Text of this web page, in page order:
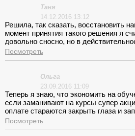
Таня
14.12.2016 13:12
Решила, так сказать, восстановить
момент принятия такого решения я
довольно сносно, но в
три занятия потратить на
на себя, но при поддержке моего
кардинально меняться. Сегодня я уж
обратилась в Онлайн (м.
Спасибо!
Посмотреть
Ольга
23.09.2016 11:09
Теперь я знаю, что экономить на
если заманивают на курсы супер
оплате стараются закрыть глаза и
– неуч. Думаю просто и понятно.
как в принципе и учебное авто, но
Посмотреть